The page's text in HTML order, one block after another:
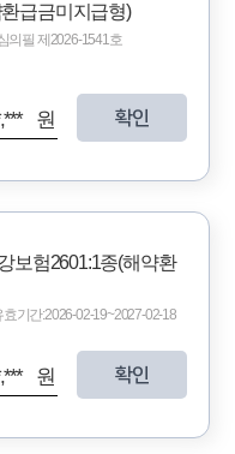
급금미지급형)
의필 제2026-1541호
원 확인
보험2601:1종(해약환
기간:2026-02-19~2027-02-18
원 확인